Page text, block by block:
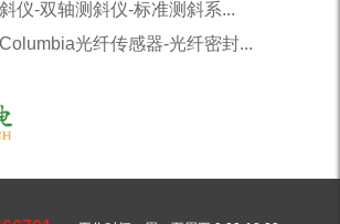
仪-双轴测斜仪-标准测斜系...
光纤传感器-光纤密封...